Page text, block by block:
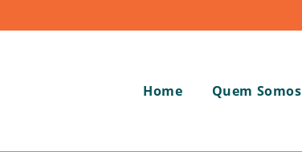
Home Quem Somos